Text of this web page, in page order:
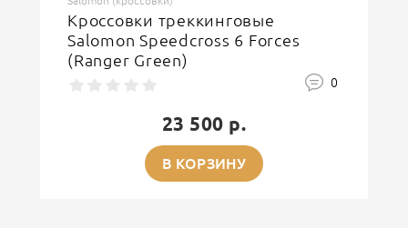
Кроссовки треккинговые
Salomon Speedcross 6 Forces
(Ranger Green)
0
23 500 р.
В КОРЗИНУ